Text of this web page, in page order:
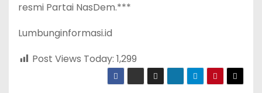
resmi Partai NasDem.***
Lumbunginformasi.id
Post Views Today: 1,299